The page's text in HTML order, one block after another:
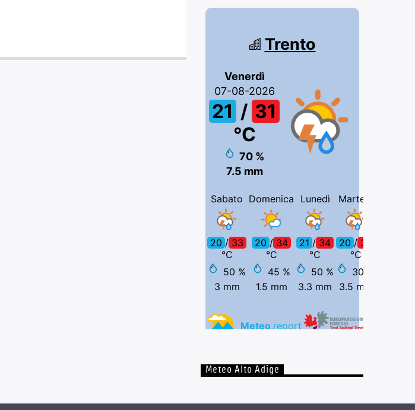
Meteo Alto Adige